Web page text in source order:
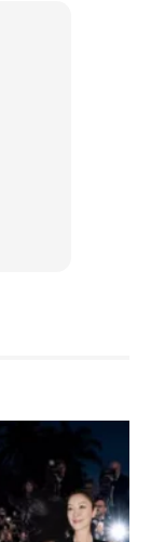
airnya.